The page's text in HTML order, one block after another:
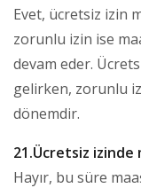
Evet, ücretsiz izin
zorunlu izin ise
devam eder.
gelirken, zorunlu
dönemdir.
21.Ücretsiz izinde
Hayır, bu süre